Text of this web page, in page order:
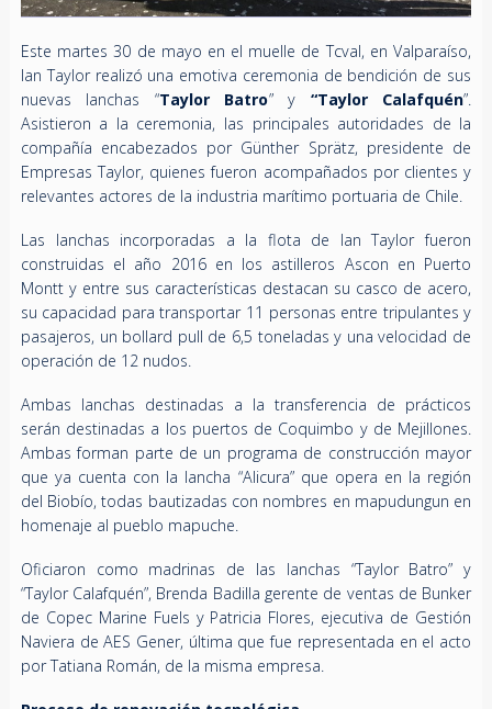
Este martes 30 de mayo en el muelle de Tcval, en Valparaíso,
Ian Taylor realizó una emotiva ceremonia de bendición de sus
nuevas lanchas “Taylor Batro” y “Taylor Calafquén”.
Asistieron a la ceremonia, las principales autoridades de la
compañía encabezados por Günther Sprätz, presidente de
Empresas Taylor, quienes fueron acompañados por clientes y
relevantes actores de la industria marítimo portuaria de Chile.
Las lanchas incorporadas a la flota de Ian Taylor fueron
construidas el año 2016 en los astilleros Ascon en Puerto
Montt y entre sus características destacan su casco de acero,
su capacidad para transportar 11 personas entre tripulantes y
pasajeros, un bollard pull de 6,5 toneladas y una velocidad de
operación de 12 nudos.
Ambas lanchas destinadas a la transferencia de prácticos
serán destinadas a los puertos de Coquimbo y de Mejillones.
Ambas forman parte de un programa de construcción mayor
que ya cuenta con la lancha “Alicura” que opera en la región
del Biobío, todas bautizadas con nombres en mapudungun en
homenaje al pueblo mapuche.
Oficiaron como madrinas de las lanchas “Taylor Batro” y
“Taylor Calafquén”, Brenda Badilla gerente de ventas de Bunker
de Copec Marine Fuels y Patricia Flores, ejecutiva de Gestión
Naviera de AES Gener, última que fue representada en el acto
por Tatiana Román, de la misma empresa.